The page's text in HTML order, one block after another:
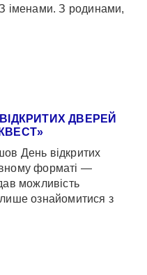
іменами. З родинами,
ДВЕРЕЙ
День відкритих
форматі —
можливість
лише ознайомитися з